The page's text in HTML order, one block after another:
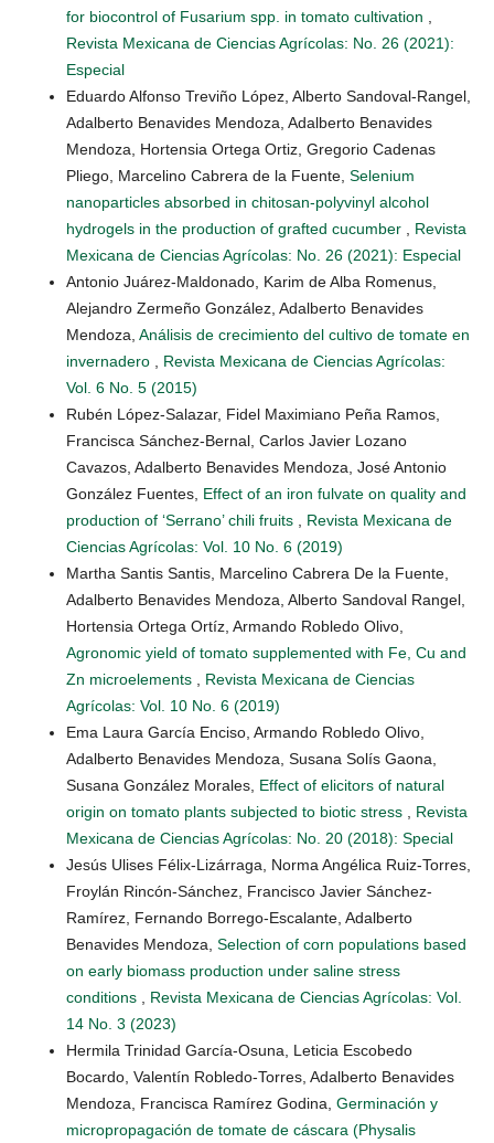
for biocontrol of Fusarium spp. in tomato cultivation
Revista Mexicana de Ciencias Agrícolas: No. 26 (2021):
Especial
Eduardo Alfonso Treviño López, Alberto Sandoval-Rangel,
Adalberto Benavides Mendoza, Adalberto Benavides
Mendoza, Hortensia Ortega Ortiz, Gregorio Cadenas
Pliego, Marcelino Cabrera de la Fuente, Selenium
nanoparticles absorbed in chitosan-polyvinyl alcohol
hydrogels in the production of grafted cucumber
Revista
Mexicana de Ciencias Agrícolas: No. 26 (2021): Especial
Antonio Juárez-Maldonado, Karim de Alba Romenus,
Alejandro Zermeño González, Adalberto Benavides
Mendoza, Análisis de crecimiento del cultivo de tomate en
invernadero
Revista Mexicana de Ciencias Agrícolas:
Vol. 6 No. 5 (2015)
Rubén López-Salazar, Fidel Maximiano Peña Ramos,
Francisca Sánchez-Bernal, Carlos Javier Lozano
Cavazos, Adalberto Benavides Mendoza, José Antonio
González Fuentes, Effect of an iron fulvate on quality and
production of ‘Serrano’ chili fruits
Revista Mexicana de
Ciencias Agrícolas: Vol. 10 No. 6 (2019)
Martha Santis Santis, Marcelino Cabrera De la Fuente,
Adalberto Benavides Mendoza, Alberto Sandoval Rangel,
Hortensia Ortega Ortíz, Armando Robledo Olivo,
Agronomic yield of tomato supplemented with Fe, Cu and
Zn microelements
Revista Mexicana de Ciencias
Agrícolas: Vol. 10 No. 6 (2019)
Ema Laura García Enciso, Armando Robledo Olivo,
Adalberto Benavides Mendoza, Susana Solís Gaona,
Susana González Morales, Effect of elicitors of natural
origin on tomato plants subjected to biotic stress
Revista
Mexicana de Ciencias Agrícolas: No. 20 (2018): Special
Jesús Ulises Félix-Lizárraga, Norma Angélica Ruiz-Torres,
Froylán Rincón-Sánchez, Francisco Javier Sánchez-
Ramírez, Fernando Borrego-Escalante, Adalberto
Benavides Mendoza, Selection of corn populations based
on early biomass production under saline stress
conditions
Revista Mexicana de Ciencias Agrícolas: Vol.
14 No. 3 (2023)
Hermila Trinidad García-Osuna, Leticia Escobedo
Bocardo, Valentín Robledo-Torres, Adalberto Benavides
Mendoza, Francisca Ramírez Godina, Germinación y
micropropagación de tomate de cáscara (Physalis